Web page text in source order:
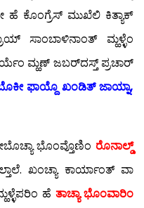
ಹೆ ಕೊಂಗ್ರೆಸ್ ಮುಖೆಲಿ ಕಿತ್ಯಾಕ್
ಸಾಂಬಾಳಿನಾಂತ್ ಮ್ಹಳ್ಳೆಂ
ಮ್ಹಣ್ ಜಬರ್‌ದಸ್ತ್ ಪ್ರಚಾರ್
ಫಾಯ್ದೊ ಖಂಡಿತ್ ಜಾಯ್ನಾ,
ಭೊಂವ್ತೊಣಿಂ ರೊನಾಲ್ಡ್
ಖಂಚ್ಯಾ ಕಾರ್ಯಾಂತ್ ವಾ
ಹೆ ತಾಚ್ಯಾ ಭೊಂವಾರಿಂ